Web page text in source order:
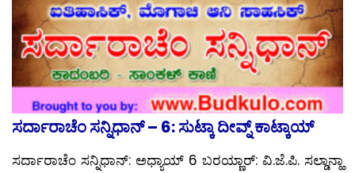
ಸರ್ದಾರಾಚೆಂ ಸನ್ನಿಧಾನ್ – 6: ಸುಟ್ಕಾ ದೀವ್ನ್ ಕಾಟ್ಕಾಯ್
ಸರ್ದಾರಾಚೆಂ ಸನ್ನಿಧಾನ್: ಅಧ್ಯಾಯ್ 6 ಬರಯ್ಣಾರ್: ವಿ.ಜೆ.ಪಿ. ಸಲ್ಡಾನ್ಹಾ